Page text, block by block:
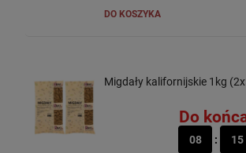
DO KOSZYKA
Migdały kalifornijskie 1kg
Do
08
15